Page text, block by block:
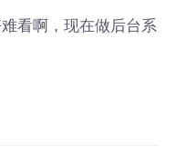
看啊，现在做后台系